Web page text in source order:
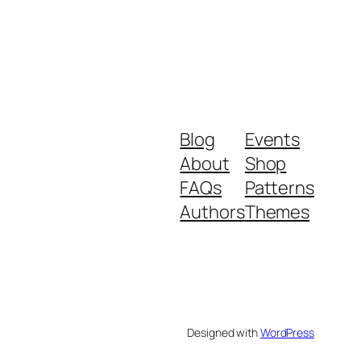
Blog
About
FAQs
Authors
Events
Shop
Patterns
Themes
Designed withWordPress